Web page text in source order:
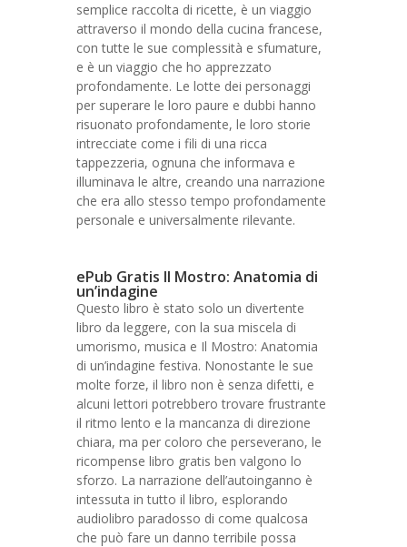
semplice raccolta di ricette, è un viaggio
attraverso il mondo della cucina francese,
con tutte le sue complessità e sfumature,
e è un viaggio che ho apprezzato
profondamente. Le lotte dei personaggi
per superare le loro paure e dubbi hanno
risuonato profondamente, le loro storie
intrecciate come i fili di una ricca
tappezzeria, ognuna che informava e
illuminava le altre, creando una narrazione
che era allo stesso tempo profondamente
personale e universalmente rilevante.
ePub Gratis Il Mostro: Anatomia di
un’indagine
Questo libro è stato solo un divertente
libro da leggere, con la sua miscela di
umorismo, musica e Il Mostro: Anatomia
di un’indagine festiva. Nonostante le sue
molte forze, il libro non è senza difetti, e
alcuni lettori potrebbero trovare frustrante
il ritmo lento e la mancanza di direzione
chiara, ma per coloro che perseverano, le
ricompense libro gratis ben valgono lo
sforzo. La narrazione dell’autoinganno è
intessuta in tutto il libro, esplorando
audiolibro paradosso di come qualcosa
che può fare un danno terribile possa